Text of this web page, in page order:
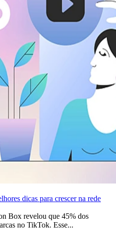
dicas para crescer na rede
Box revelou que 45% dos
no TikTok. Esse...